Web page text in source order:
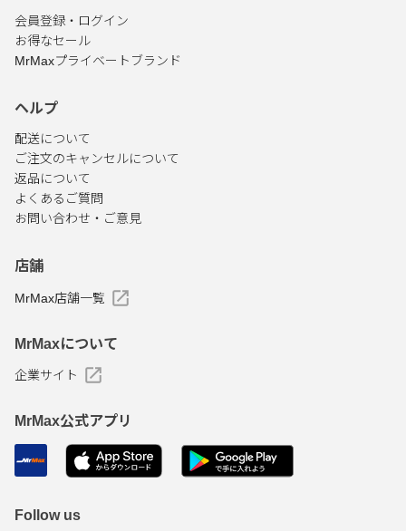
会員登録・ログイン
お得なセール
MrMaxプライベートブランド
ヘルプ
配送について
ご注文のキャンセルについて
返品について
よくあるご質問
お問い合わせ・ご意見
店舗
MrMax店舗一覧
MrMaxについて
企業サイト
MrMax公式アプリ
Follow us